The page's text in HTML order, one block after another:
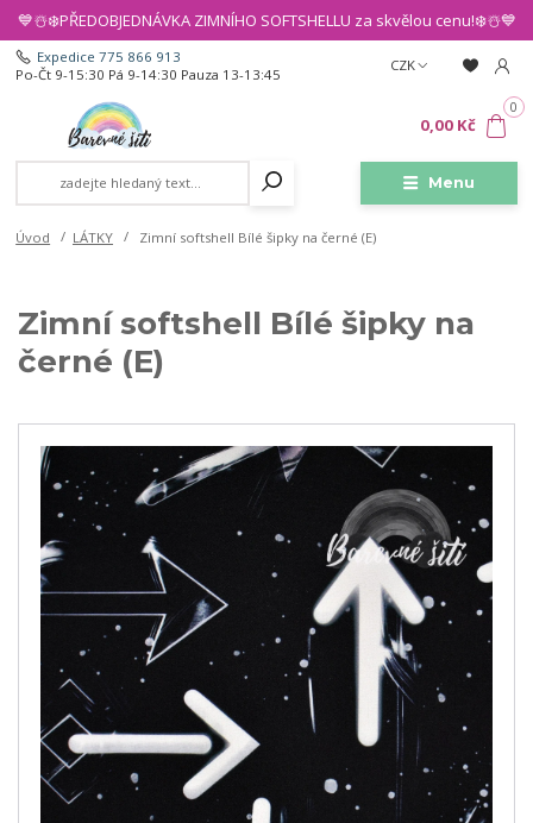
💙☃️❄️PŘEDOBJEDNÁVKA ZIMNÍHO SOFTSHELLU za skvělou cenu!❄️☃️💙
Menu
CZK
Expedice 775 866 913
Po-Čt 9-15:30 Pá 9-14:30 Pauza 13-13:45
0
0,00 Kč
Úvod LÁTKY Zimní softshell Bílé šipky na černé (E)
Zimní softshell Bílé šipky na
černé (E)